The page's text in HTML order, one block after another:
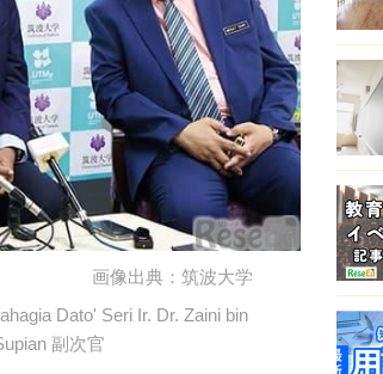
画像出典：筑波大学
Dato' Seri Ir. Dr. Zaini bin
副次官